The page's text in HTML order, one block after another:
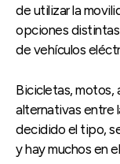
de utilizar la
opciones
de vehículos
Bicicletas, motos,
alternativas entre
decidido el tipo,
y hay muchos en